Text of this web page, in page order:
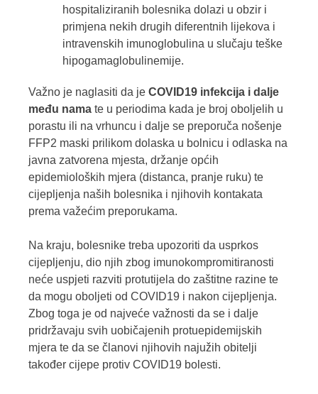
hospitaliziranih bolesnika dolazi u obzir i
primjena nekih drugih diferentnih lijekova i
intravenskih imunoglobulina u slučaju teške
hipogamaglobulinemije.
Važno je naglasiti da je COVID19 infekcija i dalje
među nama te u periodima kada je broj oboljelih u
porastu ili na vrhuncu i dalje se preporuča nošenje
FFP2 maski prilikom dolaska u bolnicu i odlaska na
javna zatvorena mjesta, držanje općih
epidemioloških mjera (distanca, pranje ruku) te
cijepljenja naših bolesnika i njihovih kontakata
prema važećim preporukama.
Na kraju, bolesnike treba upozoriti da usprkos
cijepljenju, dio njih zbog imunokompromitiranosti
neće uspjeti razviti protutijela do zaštitne razine te
da mogu oboljeti od COVID19 i nakon cijepljenja.
Zbog toga je od najveće važnosti da se i dalje
pridržavaju svih uobičajenih protuepidemijskih
mjera te da se članovi njihovih najužih obitelji
također cijepe protiv COVID19 bolesti.